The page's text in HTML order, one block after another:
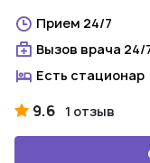
Прием 24/7
Вызов врача 24/
Есть стационар
9.6 1 отзыв